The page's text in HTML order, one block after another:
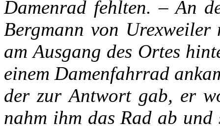
Damenrad fehlten. – An
Bergmann von Urexweiler
am Ausgang des Ortes
einem Damenfahrrad
der zur Antwort gab, er
nahm ihm das Rad ab und